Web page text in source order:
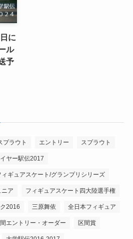
に
ル
予
プラウト エントリー スプラウト
ヤー駅伝2017
ィギュアスケート/グランプリシリーズ
ア フィギュアスケート四大陸選手権
2016 三原舞依 全日本フィギュア
エントリー・オーダー 区間賞